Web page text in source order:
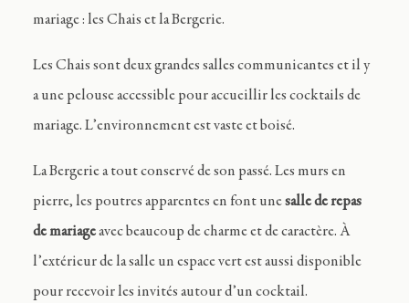
mariage : les Chais et la Bergerie.
Les Chais sont deux grandes salles communicantes et il y
a une pelouse accessible pour accueillir les cocktails de
mariage. L’environnement est vaste et boisé.
La Bergerie a tout conservé de son passé. Les murs en
pierre, les poutres apparentes en font unesalle de repas
de mariageavec beaucoup de charme et de caractère. À
l’extérieur de la salle un espace vert est aussi disponible
pour recevoir les invités autour d’un cocktail.